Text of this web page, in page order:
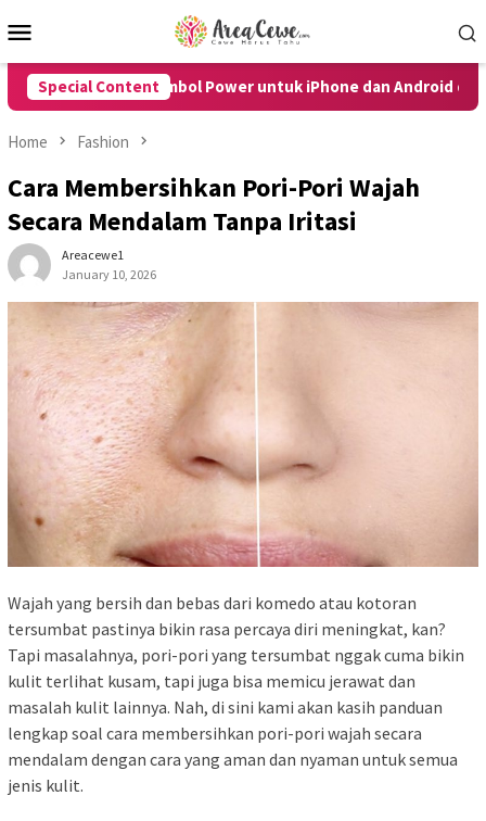
to
Menu
Special Content
Tombol Power untuk iPhone dan Android dengan Mudah
Home Fashion
Cara Membersihkan Pori-Pori Wajah
Secara Mendalam Tanpa Iritasi
Areacewe1
January 10, 2026
Wajah yang bersih dan bebas dari komedo atau kotoran
tersumbat pastinya bikin rasa percaya diri meningkat, kan?
Tapi masalahnya, pori-pori yang tersumbat nggak cuma bikin
kulit terlihat kusam, tapi juga bisa memicu jerawat dan
masalah kulit lainnya. Nah, di sini kami akan kasih panduan
lengkap soal cara membersihkan pori-pori wajah secara
mendalam dengan cara yang aman dan nyaman untuk semua
jenis kulit.